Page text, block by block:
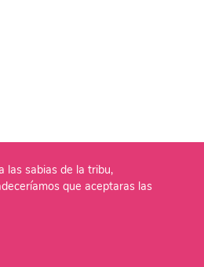
las sabias de la tribu,
que aceptaras las